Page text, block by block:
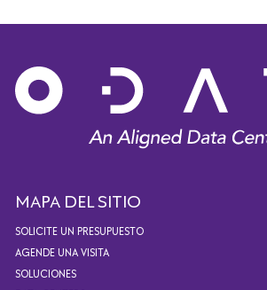
MAPA DEL SITIO
SOLICITE UN PRESUPUESTO
AGENDE UNA VISITA
SOLUCIONES